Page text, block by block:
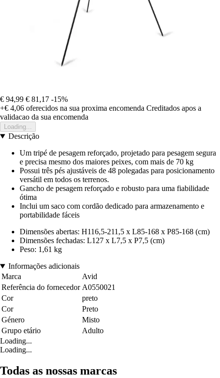
€ 94,99 € 81,17 -15%
+€ 4,06 oferecidos na sua proxima encomenda Creditados apos a
validacao da sua encomenda
Loading...
Descrição
Um tripé de pesagem reforçado, projetado para pesagem segura
e precisa mesmo dos maiores peixes, com mais de 70 kg
Possui três pés ajustáveis de 48 polegadas para posicionamento
versátil em todos os terrenos.
Gancho de pesagem reforçado e robusto para uma fiabilidade
ótima
Inclui um saco com cordão dedicado para armazenamento e
portabilidade fáceis
Dimensões abertas: H116,5-211,5 x L85-168 x P85-168 (cm)
Dimensões fechadas: L127 x L7,5 x P7,5 (cm)
Peso: 1,61 kg
Informações adicionais
Marca
Avid
Referência do fornecedor A0550021
Cor
preto
Cor
Preto
Género
Misto
Grupo etário
Adulto
Loading...
Loading...
Todas as nossas marcas